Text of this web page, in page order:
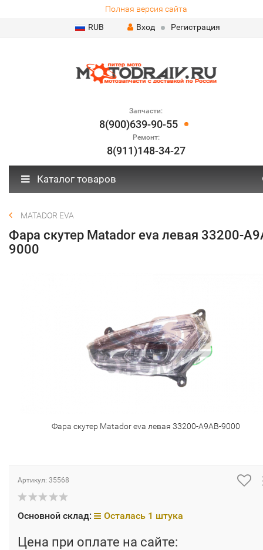
Полная версия сайта
RUB
Вход Регистрация
Запчасти:
8(900)639-90-55
Ремонт:
8(911)148-34-27
Каталог товаров
MATADOR EVA
Фара скутер Matador eva левая 33200-
9000
Фара скутер Matador eva левая 33200-A9AB-9000
Артикул: 35568
Основной склад: Осталась 1 штука
Цена при оплате на сайте: